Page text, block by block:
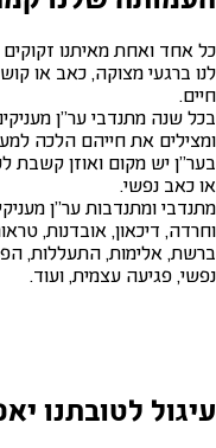
כל אחד ואחת מאיתנו זקוקים
לנו ברגעי מצוקה, כאב או
חיים.
ומצילים את חייהם הלכה
בער"ן יש מקום ואוזן קשבת
או כאב נפשי.
מתנדבי ומתנדבות ער"ן
וחרדה, דיכאון, אובדנות,
ברשת, אלימות, התעללות,
נפשי, פגיעה עצמית, ועוד.
עיגול לטובתנו